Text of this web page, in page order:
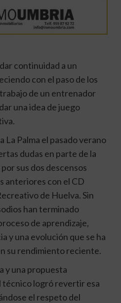
continuidad a un
con el paso de los
de un entrenador
una idea de juego
La Palma el pasado verano
dudas en parte de la
sus dos descensos
anteriores con el CD
de Huelva. Sin
han terminado
de aprendizaje,
y una evolución que se ha
su rendimiento reciente.
y una propuesta
logró revertir esa
el respeto del